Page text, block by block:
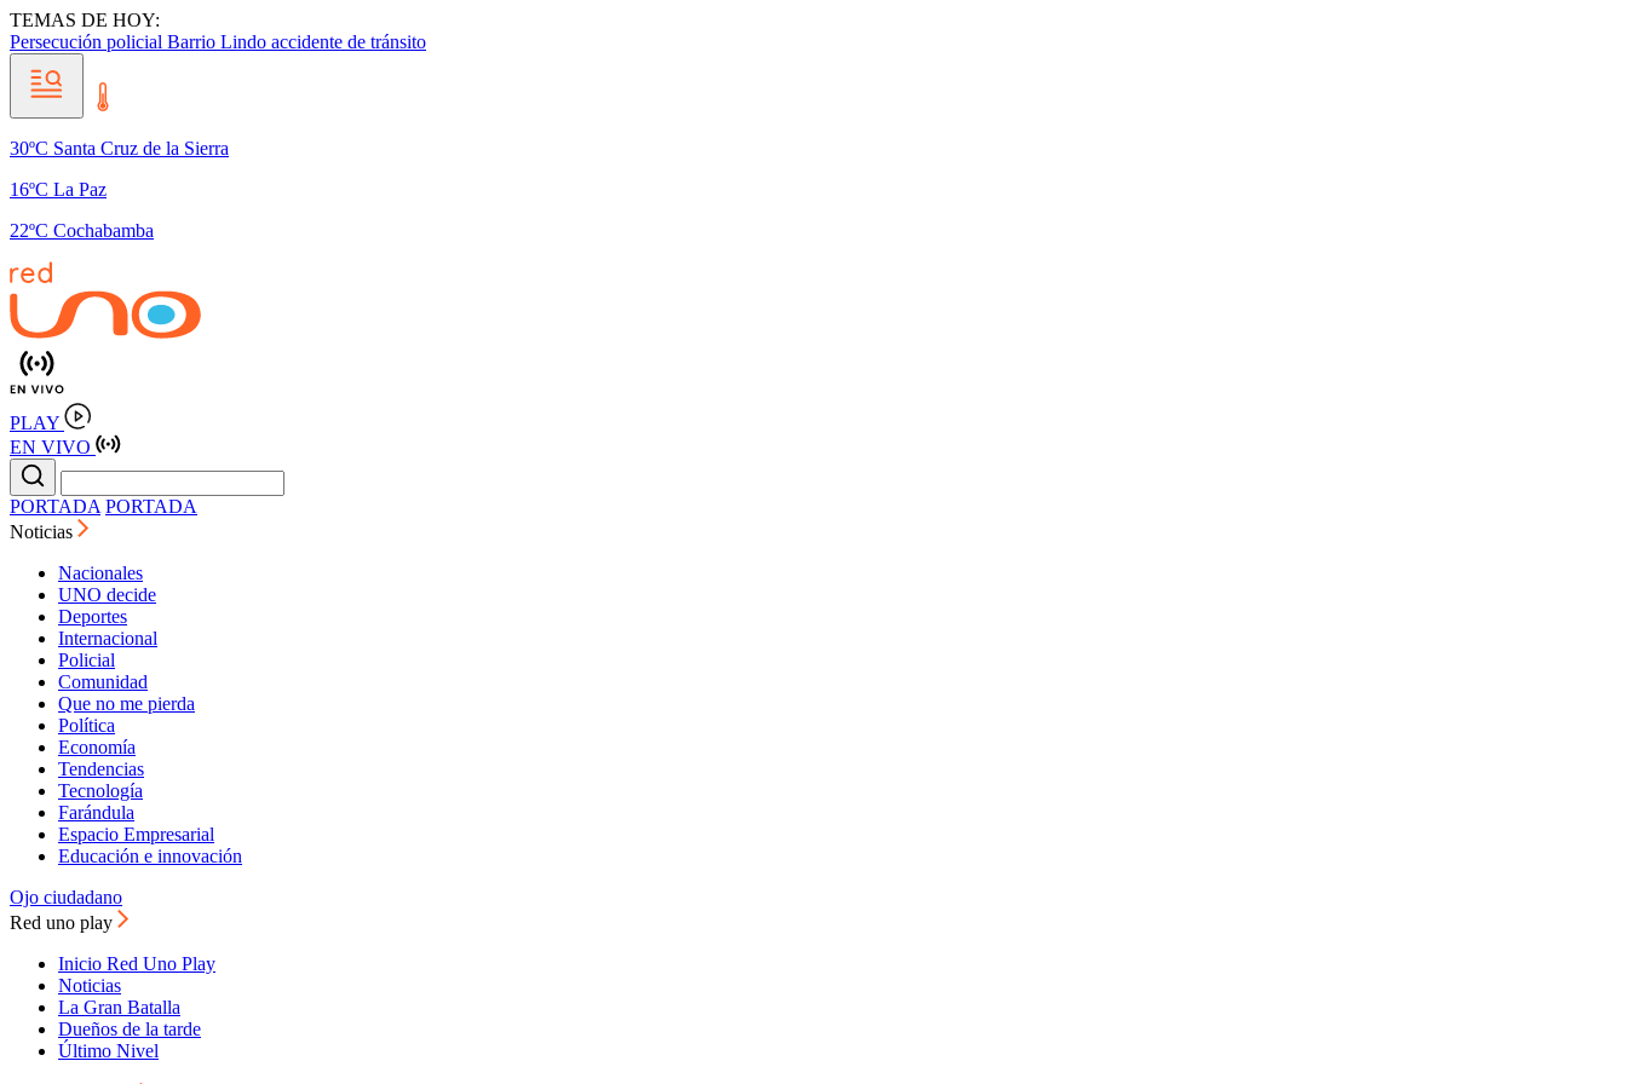
TEMAS DE HOY:
Persecución policial Barrio Lindo accidente de tránsito
30ºC Santa Cruz de la Sierra
16ºC La Paz
22ºC Cochabamba
PLAY
EN VIVO
PORTADA PORTADA
Noticias
Nacionales
UNO decide
Deportes
Internacional
Policial
Comunidad
Que no me pierda
Política
Economía
Tendencias
Tecnología
Farándula
Espacio Empresarial
Educación e innovación
Ojo ciudadano
Red uno play
Inicio Red Uno Play
Noticias
La Gran Batalla
Dueños de la tarde
Último Nivel